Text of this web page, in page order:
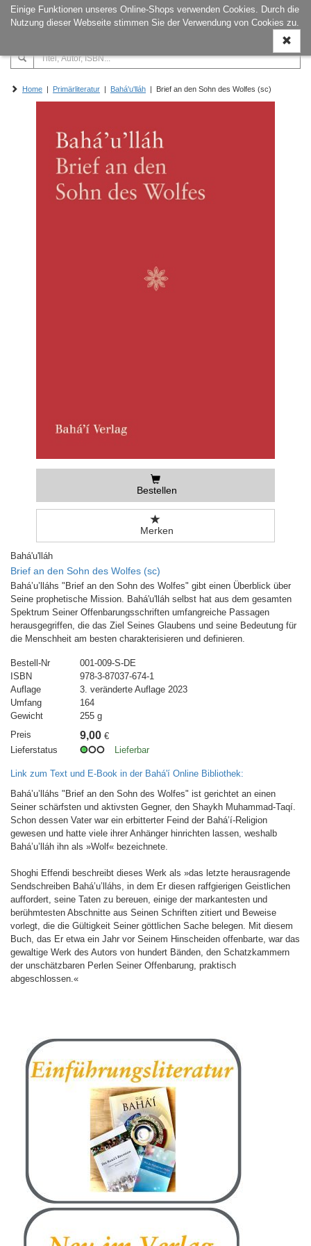
Einige Funktionen unseres Online-Shops verwenden Cookies. Durch die
Nutzung dieser Webseite stimmen Sie der Verwendung von Cookies zu.
ein-/
Home | Primärliteratur | Bahá'u'lláh | Brief an den Sohn des Wolfes (sc)
Bestellen
Merken
Bahá'u'lláh
Brief an den Sohn des Wolfes (sc)
Bahá’u’lláhs "Brief an den Sohn des Wolfes" gibt einen Überblick über
Seine prophetische Mission. Bahá'u'lláh selbst hat aus dem gesamten
Spektrum Seiner Offenbarungsschriften umfangreiche Passagen
herausgegriffen, die das Ziel Seines Glaubens und seine Bedeutung für
die Menschheit am besten charakterisieren und definieren.
Bestell-Nr
001-009-S-DE
ISBN
978-3-87037-674-1
Auflage
3. veränderte Auflage 2023
Umfang
164
Gewicht
255 g
Preis
9,00 €
Lieferstatus
Lieferbar
Link zum Text und E-Book in der Bahá'í Online Bibliothek:
Bahá’u’lláhs "Brief an den Sohn des Wolfes" ist gerichtet an einen
Seiner schärfsten und aktivsten Gegner, den Shaykh Muhammad-Taqí.
Schon dessen Vater war ein erbitterter Feind der Bahá’í-Religion
gewesen und hatte viele ihrer Anhänger hinrichten lassen, weshalb
Bahá’u’lláh ihn als »Wolf« bezeichnete.
Shoghi Effendi beschreibt dieses Werk als »das letzte herausragende
Sendschreiben Bahá’u’lláhs, in dem Er diesen raffgierigen Geistlichen
auffordert, seine Taten zu bereuen, einige der markantesten und
berühmtesten Abschnitte aus Seinen Schriften zitiert und Beweise
vorlegt, die die Gültigkeit Seiner göttlichen Sache belegen. Mit diesem
Buch, das Er etwa ein Jahr vor Seinem Hinscheiden offenbarte, war das
gewaltige Werk des Autors von hundert Bänden, den Schatzkammern
der unschätzbaren Perlen Seiner Offenbarung, praktisch
abgeschlossen.«